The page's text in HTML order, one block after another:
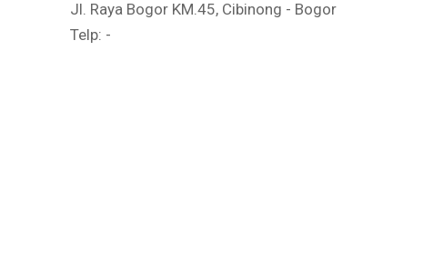
Jl. Raya Bogor KM.45, Cibinong - Bogor
Telp: -